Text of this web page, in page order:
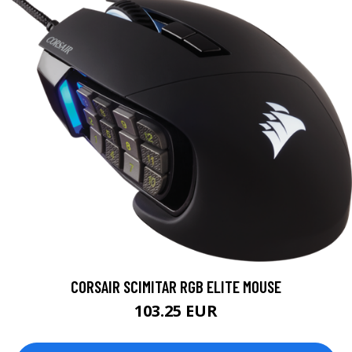
CORSAIR SCIMITAR RGB ELITE MOUSE
103.25 EUR